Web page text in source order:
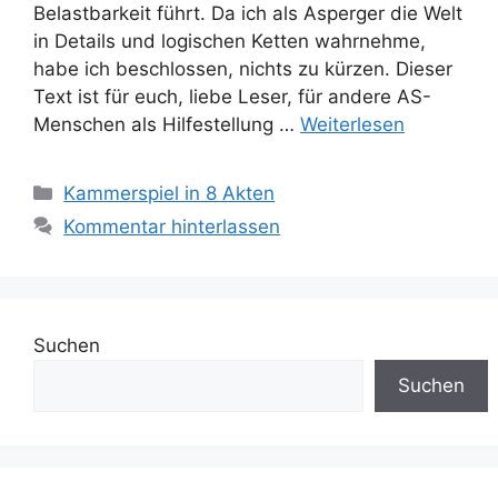
Belastbarkeit führt. Da ich als Asperger die Welt
in Details und logischen Ketten wahrnehme,
habe ich beschlossen, nichts zu kürzen. Dieser
Text ist für euch, liebe Leser, für andere AS-
Menschen als Hilfestellung … Weiterlesen
Kategorien
Kammerspiel in 8 Akten
Kommentar hinterlassen
Suchen
Suchen